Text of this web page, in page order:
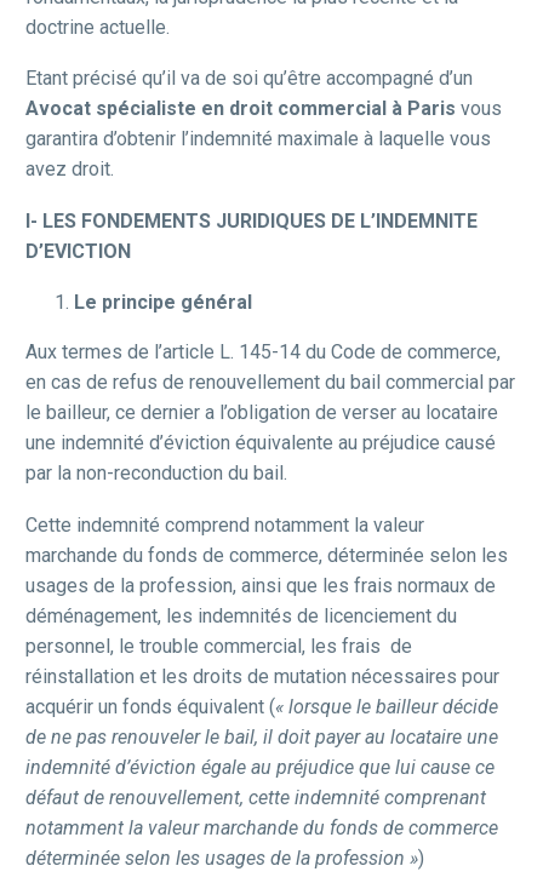
doctrine actuelle.
Etant précisé qu’il va de soi qu’être accompagné d’un
Avocat spécialiste en droit commercial à Paris vous
garantira d’obtenir l’indemnité maximale à laquelle vous
avez droit.
I- LES FONDEMENTS JURIDIQUES DE L’INDEMNITE
D’EVICTION
Le principe général
Aux termes de l’article L. 145-14 du Code de commerce,
en cas de refus de renouvellement du bail commercial par
le bailleur, ce dernier a l’obligation de verser au locataire
une indemnité d’éviction équivalente au préjudice causé
par la non-reconduction du bail.
Cette indemnité comprend notamment la valeur
marchande du fonds de commerce, déterminée selon les
usages de la profession, ainsi que les frais normaux de
déménagement, les indemnités de licenciement du
personnel, le trouble commercial, les frais de
réinstallation et les droits de mutation nécessaires pour
acquérir un fonds équivalent (« lorsque le bailleur décide
de ne pas renouveler le bail, il doit payer au locataire une
indemnité d’éviction égale au préjudice que lui cause ce
défaut de renouvellement, cette indemnité comprenant
notamment la valeur marchande du fonds de commerce
déterminée selon les usages de la profession »)